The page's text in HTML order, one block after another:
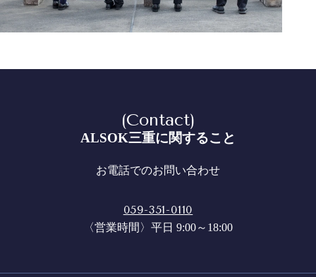
(Contact)
ALSOK三重に関すること
お電話でのお問い合わせ
059-351-0110
〈営業時間〉平日 9:00～18:00